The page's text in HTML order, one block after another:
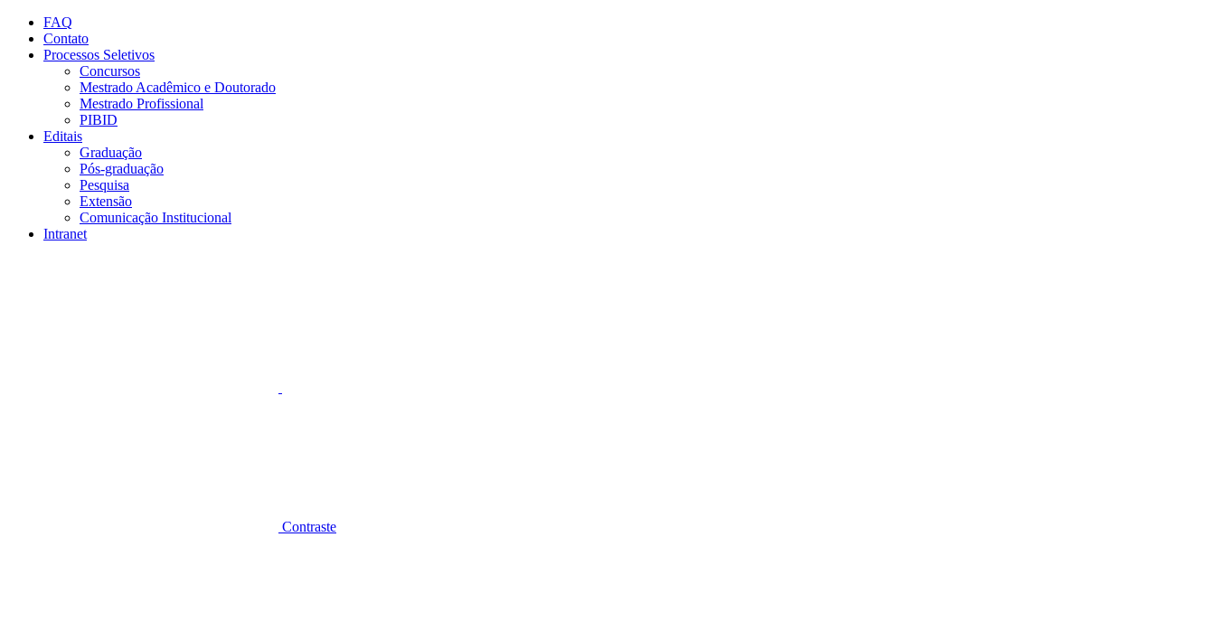
Conteúdo principal
FAQ
Contato
Processos Seletivos
Concursos
Mestrado Acadêmico e Doutorado
Mestrado Profissional
PIBID
Editais
Graduação
Pós-graduação
Pesquisa
Extensão
Comunicação Institucional
Intranet
Contraste